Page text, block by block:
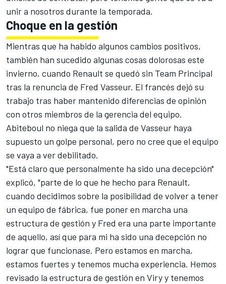
unir a nosotros durante la temporada.
Choque en la gestión
Mientras que ha habido algunos cambios positivos,
también han sucedido algunas cosas dolorosas este
invierno, cuando Renault se quedó sin Team Principal
tras la renuncia de Fred Vasseur. El francés dejó su
trabajo tras haber mantenido diferencias de opinión
con otros miembros de la gerencia del equipo.
Abiteboul no niega que la salida de Vasseur haya
supuesto un golpe personal, pero no cree que el equipo
se vaya a ver debilitado.
"Está claro que personalmente ha sido una decepción"
explicó, "parte de lo que he hecho para Renault,
cuando decidimos sobre la posibilidad de volver a tener
un equipo de fábrica, fue poner en marcha una
estructura de gestión y Fred era una parte importante
de aquello, así que para mi ha sido una decepción no
lograr que funcionase. Pero estamos en marcha,
estamos fuertes y tenemos mucha experiencia. Hemos
revisado la estructura de gestión en Viry y tenemos